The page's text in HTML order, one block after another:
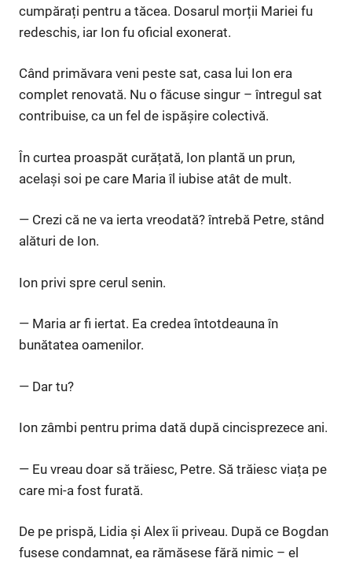
cumpărați pentru a tăcea. Dosarul morții Mariei fu
redeschis, iar Ion fu oficial exonerat.
Când primăvara veni peste sat, casa lui Ion era
complet renovată. Nu o făcuse singur – întregul sat
contribuise, ca un fel de ispășire colectivă.
În curtea proaspăt curățată, Ion plantă un prun,
același soi pe care Maria îl iubise atât de mult.
— Crezi că ne va ierta vreodată? întrebă Petre, stând
alături de Ion.
Ion privi spre cerul senin.
— Maria ar fi iertat. Ea credea întotdeauna în
bunătatea oamenilor.
— Dar tu?
Ion zâmbi pentru prima dată după cincisprezece ani.
— Eu vreau doar să trăiesc, Petre. Să trăiesc viața pe
care mi-a fost furată.
De pe prispă, Lidia și Alex îi priveau. După ce Bogdan
fusese condamnat, ea rămăsese fără nimic – el